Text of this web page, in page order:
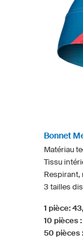
Bonnet
Matériau
Tissu
Respirant,
3 tailles
1 pièce:
10 pièces
50 pièces